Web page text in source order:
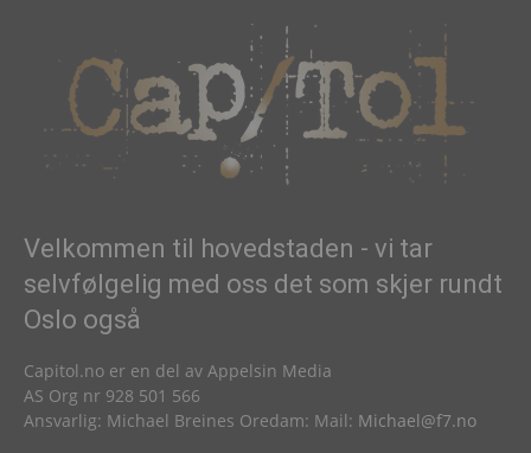
Velkommen til hovedstaden - vi tar
selvfølgelig med oss det som skjer rundt
Oslo også
Capitol.no er en del av Appelsin Media
AS Org nr 928 501 566
Ansvarlig: Michael Breines Oredam: Mail: Michael@f7.no